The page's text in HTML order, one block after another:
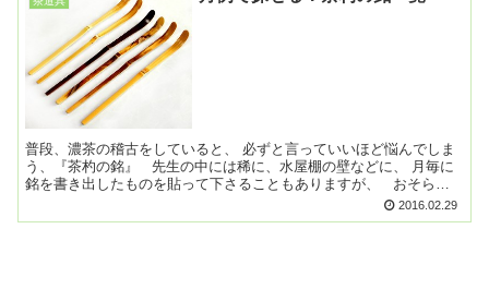
普段、濃茶の稽古をしていると、 必ずと言っていいほど悩んでしま
う、『茶杓の銘』 先生の中には稀に、水屋棚の壁などに、 月毎に
銘を書き出したものを貼って下さることもありますが、 おそらく
2016.02.29